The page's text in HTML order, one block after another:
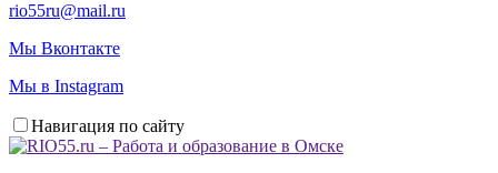
rio55ru@mail.ru
Мы Вконтакте
Мы в Instagram
Навигация по сайту